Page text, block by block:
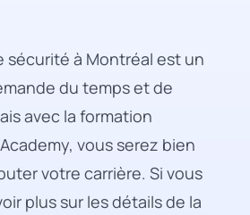
sécurité à Montréal est un
du temps et de
avec la formation
vous serez bien
votre carrière. Si vous
plus sur les détails de la